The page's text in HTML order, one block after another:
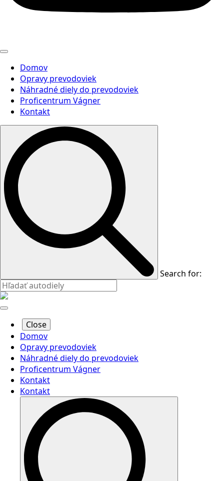
Domov
Opravy prevodoviek
Náhradné diely do prevodoviek
Proficentrum Vágner
Kontakt
Search for:
Close
Domov
Opravy prevodoviek
Náhradné diely do prevodoviek
Proficentrum Vágner
Kontakt
Kontakt